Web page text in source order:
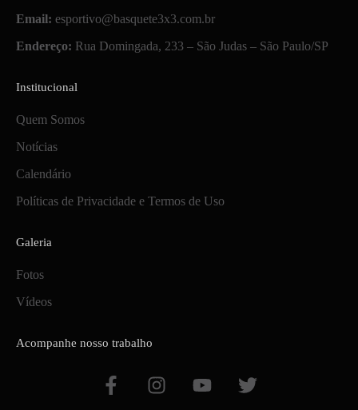
Email: esportivo@basquete3x3.com.br
Endereço: Rua Domingada, 233 – São Judas – São Paulo/SP
Institucional
Quem Somos
Notícias
Calendário
Políticas de Privacidade e Termos de Uso
Galeria
Fotos
Vídeos
Acompanhe nosso trabalho
F
a
I
n
Y
o
T
w